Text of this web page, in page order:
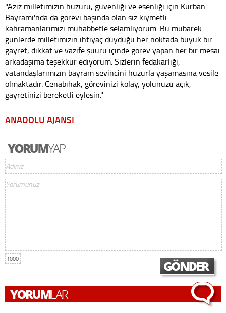
"Aziz milletimizin huzuru, güvenliği ve esenliği için Kurban
Bayramı'nda da görevi başında olan siz kıymetli
kahramanlarımızı muhabbetle selamlıyorum. Bu mübarek
günlerde milletimizin ihtiyaç duyduğu her noktada büyük bir
gayret, dikkat ve vazife şuuru içinde görev yapan her bir mesai
arkadaşıma teşekkür ediyorum. Sizlerin fedakarlığı,
vatandaşlarımızın bayram sevincini huzurla yaşamasına vesile
olmaktadır. Cenabıhak, görevinizi kolay, yolunuzu açık,
gayretinizi bereketli eylesin."
ANADOLU AJANSI
1000